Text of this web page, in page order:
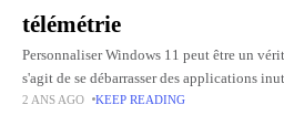
télémétrie
Personnaliser Windows 11 peut être un
s'agit de se débarrasser des applications
télémétrie imposés par Microsoft. Grâce à
2 ANS AGO KEEP READING